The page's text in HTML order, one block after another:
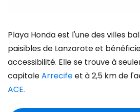
Playa Honda est l'une des villes
paisibles de Lanzarote et
accessibilité. Elle se trouve à
capitaleArrecifeet à 2,5 km de
ACE.